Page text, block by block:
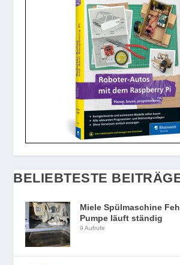
BELIEBTESTE
Miele Spülmaschine
Pumpe läuft ständig
9 Aufrufe